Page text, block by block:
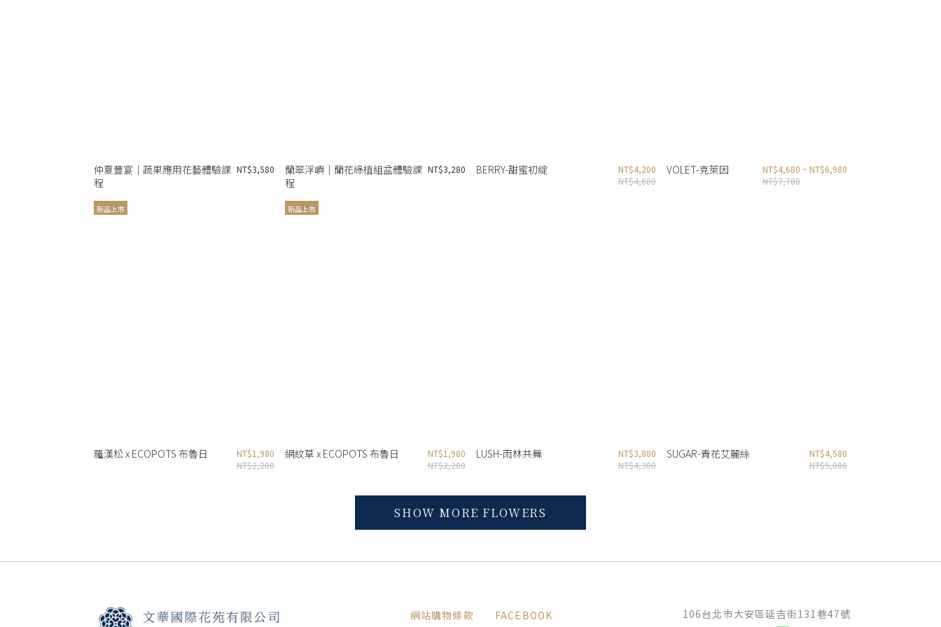
仲夏豐宴｜蔬果應用花藝體驗課
程
NT$3,580
蘭翠浮嶼｜蘭花綠植組盆體驗課
程
NT$3,280 BERRY-甜蜜初綻
NT$4,200
NT$4,680
VOLET-克萊因
NT$4,680 ~ NT$6,980
NT$7,780
新品上市
羅漢松 x ECOPOTS 布魯日
NT$1,980
NT$2,200
新品上市
網紋草 x ECOPOTS 布魯日
NT$1,980
NT$2,200
LUSH-雨林共舞
NT$3,880
NT$4,300
SUGAR-青花艾麗絲
NT$4,580
NT$5,080
網站購物條款 FACEBOOK
106台北市大安區延吉街131巷47號